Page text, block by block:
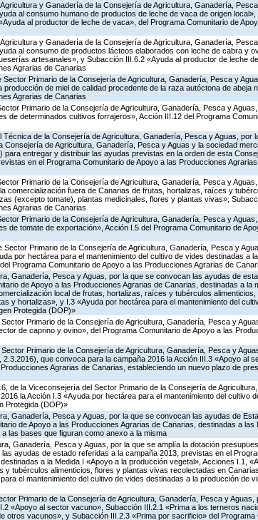
y Ganadería de la Consejería de Agricultura, Ganadería,
al consumo humano de productos de leche de vaca de origen local»,
al productor de leche de vaca», del Programa Comunitario de
y Ganadería de la Consejería de Agricultura, Ganadería,
al consumo de productos lácteos elaborados con leche de cabra y
artesanales», y Subacción III.6.2 «Ayuda al productor de leche
Agrarias de Canarias
Primario de la Consejería de Agricultura, Ganadería, Pesca y
de miel de calidad procedente de la raza autóctona de abeja
Agrarias de Canarias
Primario de la Consejería de Agricultura, Ganadería, Pesca y
de determinados cultivos forrajeros», Acción III.12 del Programa
de la Consejería de Agricultura, Ganadería, Pesca y Aguas, por
Consejería de Agricultura, Ganadería, Pesca y Aguas y la sociedad
para entregar y distribuir las ayudas previstas en la orden de esta
en el Programa Comunitario de Apoyo a las Producciones Agrarias
Primario de la Consejería de Agricultura, Ganadería, Pesca y
comercialización fuera de Canarias de frutas, hortalizas, raíces y
(excepto tomate), plantas medicinales, flores y plantas vivas»;
Agrarias de Canarias
Primario de la Consejería de Agricultura, Ganadería, Pesca y
de tomate de exportación», Acción I.5 del Programa Comunitario de
Primario de la Consejería de Agricultura, Ganadería, Pesca y
por hectárea para el mantenimiento del cultivo de vides destinadas a
Programa Comunitario de Apoyo a las Producciones Agrarias de
Ganadería, Pesca y Aguas, por la que se convocan las ayudas de
de Apoyo a las Producciones Agrarias de Canarias, destinadas a la
local de frutas, hortalizas, raíces y tubérculos
y hortalizas», y I.3 «Ayuda por hectárea para el mantenimiento del
Protegida (DOP)»
Primario de la Consejería de Agricultura, Ganadería, Pesca y
de caprino y ovino», del Programa Comunitario de Apoyo a las
Primario de la Consejería de Agricultura, Ganadería, Pesca y
que convoca para la campaña 2016 la Acción III.3 «Apoyo al
Agrarias de Canarias, estableciendo un nuevo plazo de
de la Viceconsejería del Sector Primario de la Consejería de
la Acción I.3 «Ayuda por hectárea para el mantenimiento del cultivo
Protegida (DOP)»
Ganadería, Pesca y Aguas, por la que se convocan las ayudas de
de Apoyo a las Producciones Agrarias de Canarias, destinadas a las
las bases que figuran como anexo a la misma
Ganadería, Pesca y Aguas, por la que se amplía la dotación
ayudas de estado referidas a la campaña 2013, previstas en el
a la Medida I «Apoyo a la producción vegetal», Acciones I.1,
tubérculos alimenticios, flores y plantas vivas recolectadas en
el mantenimiento del cultivo de vides destinadas a la producción de
Primario de la Consejería de Agricultura, Ganadería, Pesca y
«Apoyo al sector vacuno», Subacción III.2.1 «Prima a los terneros
otros vacunos», y Subacción III.2.3 «Prima por sacrificio» del Programa